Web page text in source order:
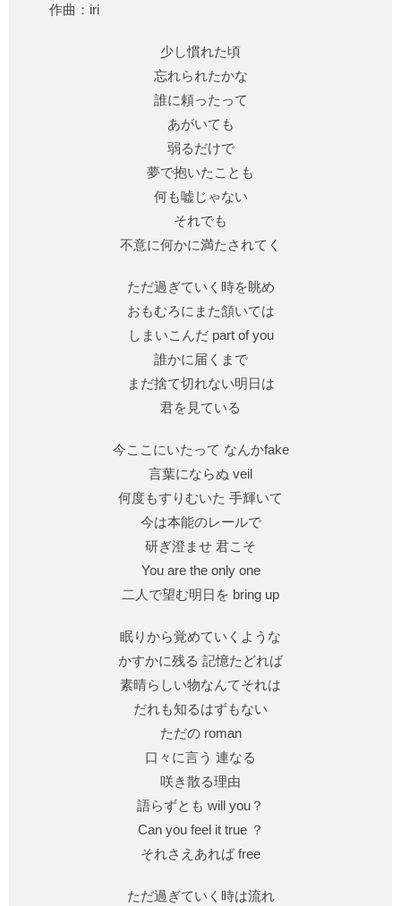
作曲：iri
少し慣れた頃
忘れられたかな
誰に頼ったって
あがいても
弱るだけで
夢で抱いたことも
何も嘘じゃない
それでも
不意に何かに満たされてく
ただ過ぎていく時を眺め
おもむろにまた頷いては
しまいこんだ part of you
誰かに届くまで
まだ捨て切れない明日は
君を見ている
今ここにいたって なんかfake
言葉にならぬ veil
何度もすりむいた 手輝いて
今は本能のレールで
研ぎ澄ませ 君こそ
You are the only one
二人で望む明日を bring up
眠りから覚めていくような
かすかに残る 記憶たどれば
素晴らしい物なんてそれは
だれも知るはずもない
ただの roman
口々に言う 連なる
咲き散る理由
語らずとも will you？
Can you feel it true ？
それさえあれば free
ただ過ぎていく時は流れ